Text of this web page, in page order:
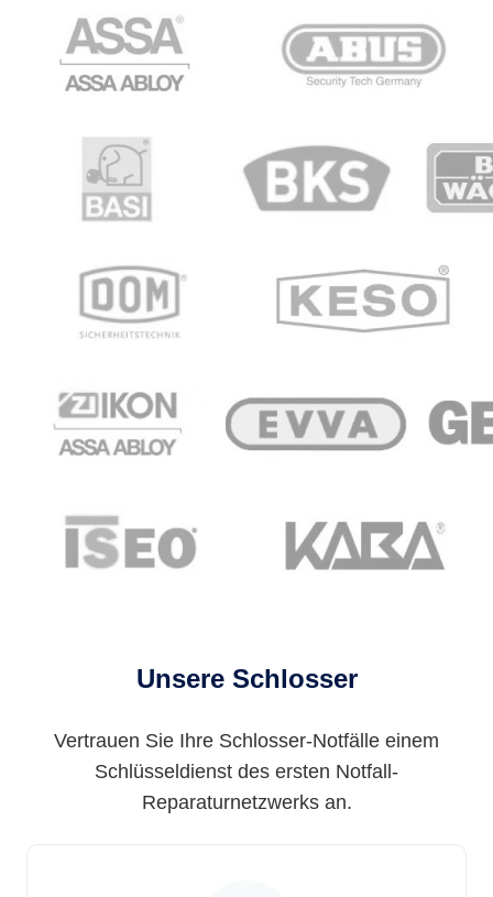
Unsere Schlosser
Vertrauen Sie Ihre Schlosser-Notfälle einem
Schlüsseldienst des ersten Notfall-
Reparaturnetzwerks an.